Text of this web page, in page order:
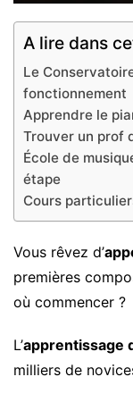
A lire dans
Le
fonctionnement
Apprendre le
Trouver un prof
École de
étape
Cours
Vous rêvez d’
premières
où commencer ?
L’apprentissage
milliers de